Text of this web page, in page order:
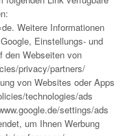
. Weitere Informationen
Einstellungs- und
den Webseiten von
privacy/partners/
von Websites oder Apps
technologies/ads
settings/ads
um Ihnen Werbung